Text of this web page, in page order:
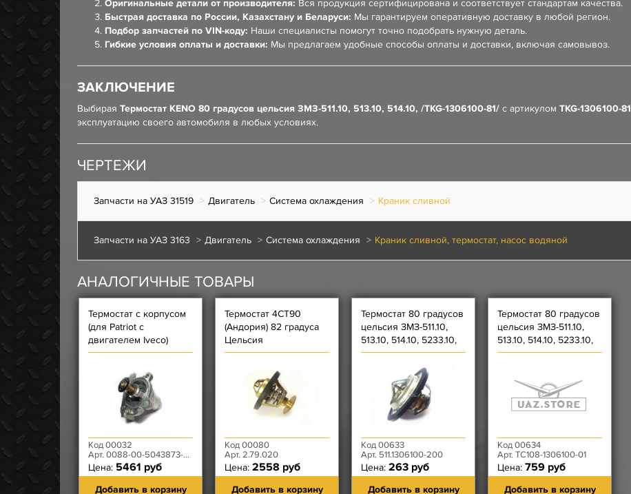
Оригинальные детали от производителя: Вся продукция сертифицирована и соответствует стандартам качества.
Быстрая доставка по России, Казахстану и Беларуси: Мы гарантируем оперативную доставку в любой регион.
Подбор запчастей по VIN-коду: Наши специалисты помогут точно подобрать нужную деталь.
Гибкие условия оплаты и доставки: Мы предлагаем удобные способы оплаты и доставки, включая самовывоз.
ЗАКЛЮЧЕНИЕ
Выбирая Термостат KENO 80 градусов цельсия ЗМЗ-511.10, 513.10, 514.10, /TKG-1306100-81/ с артикулом TKG-1306100-81
эксплуатацию своего автомобиля в любых условиях.
ЧЕРТЕЖИ
Запчасти на УАЗ 31519 Двигатель Система охлаждения Краник сливной
Запчасти на УАЗ 3163 Двигатель Система охлаждения Краник сливной, термостат, насос водяной
АНАЛОГИЧНЫЕ ТОВАРЫ
Термостат с корпусом
(для Patriot с
двигателем Iveco)
Код 00032
Арт. 0088-00-5043873-82, 504387382
Цена: 5461 руб
Добавить в корзину
Термостат 4CT90
(Андория) 82 градуса
Цельсия
Код 00080
Арт. 2.79.020
Цена: 2558 руб
Добавить в корзину
Термостат 80 градусов
цельсия ЗМЗ-511.10,
513.10, 514.10, 5233.10,
5234.10, 5231.10,
Код 00633
Арт. 511.1306100-200
Цена: 263 руб
Добавить в корзину
Термостат 80 градусов
цельсия ЗМЗ-511.10,
513.10, 514.10, 5233.10,
5234.10, 5231.10,
Код 00634
Арт. ТС108-1306100-01
Цена: 759 руб
Добавить в корзину